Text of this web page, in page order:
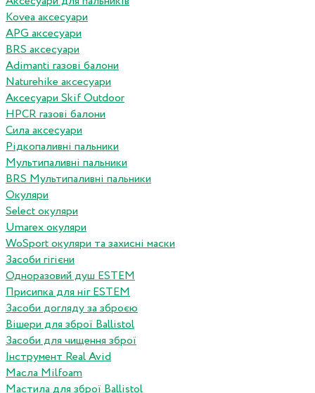
Kovea аксесуари
APG аксесуари
BRS аксесуари
Adimanti газові балони
Naturehike аксесуари
Аксесуари Skif Outdoor
HPCR газові балони
Сила аксесуари
Рідкопаливні пальники
Мультипаливні пальники
BRS Мультипаливні пальники
Окуляри
Select окуляри
Umarex окуляри
WoSport окуляри та захисні маски
Засоби гігієни
Одноразовий душ ESTEM
Присипка для ніг ESTEM
Засоби догляду за зброєю
Вішери для зброї Ballistol
Засоби для чищення зброї
Інструмент Real Avid
Масла Milfoam
Мастила для зброї Ballistol